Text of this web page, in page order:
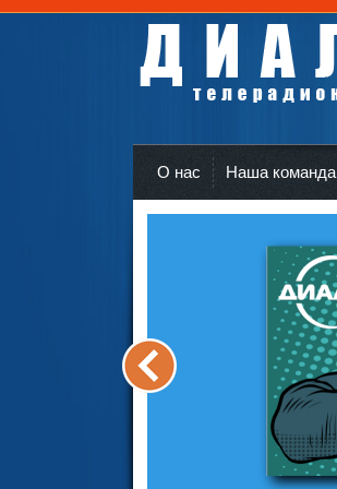
О нас Наша команда